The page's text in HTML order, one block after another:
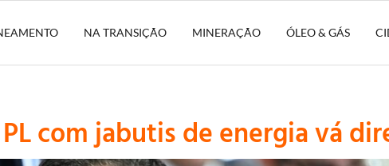
NA TRANSIÇÃO MINERAÇÃO ÓLEO & GÁS
com jabutis de energia vá